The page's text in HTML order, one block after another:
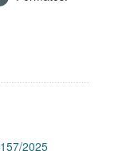
2025